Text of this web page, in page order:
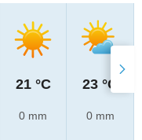
21 °C
0 mm
23 °C
0 mm